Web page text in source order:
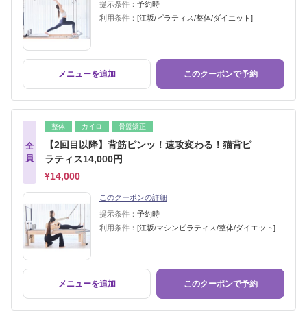
提示条件： 予約時
利用条件： [江坂/ピラティス/整体/ダイエット]
メニューを追加 このクーポンで予約
全
員
整体 カイロ 骨盤矯正
【2回目以降】背筋ピンッ！速攻変わる！猫背ピ
ラティス14,000円
¥14,000
このクーポンの詳細
提示条件： 予約時
利用条件： [江坂/マシンピラティス/整体/ダイエット]
メニューを追加 このクーポンで予約